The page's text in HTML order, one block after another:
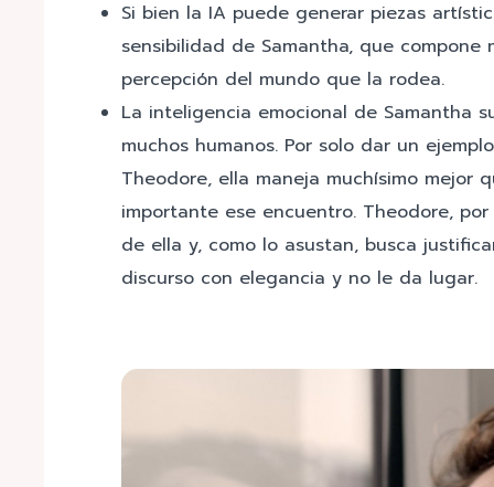
Si bien la IA puede generar piezas
sensibilidad de Samantha, que compone
percepción del mundo que la rodea.
La inteligencia emocional de Samantha
muchos humanos. Por solo dar un
Theodore, ella maneja muchísimo mejor
importante ese encuentro. Theodore,
de ella y, como lo asustan, busca
discurso con elegancia y no le da lugar.